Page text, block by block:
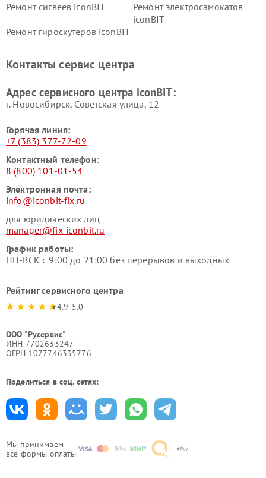
Мы принимаем
все формы оплаты
Ремонт сигвеев iconBIT
Ремонт электросамокатов
iconBIT
Ремонт гироскутеров iconBIT
Контакты сервис центра
Адрес сервисного центра iconBIT:
г. Новосибирск, Советская улица, 12
Горячая линия:
+7 (383) 377-72-09
Контактный телефон:
8 (800) 101-01-54
Электронная почта:
info@iconbit-fix.ru
для юридических лиц
manager@fix-iconbit.ru
График работы:
ПН-ВСК с 9:00 до 21:00 без перерывов и выходных
Рейтинг сервисного центра
4.9-5.0
ООО "Русервис"
ИНН 7702633247
ОГРН 1077746335776
Поделиться в соц. сетях: